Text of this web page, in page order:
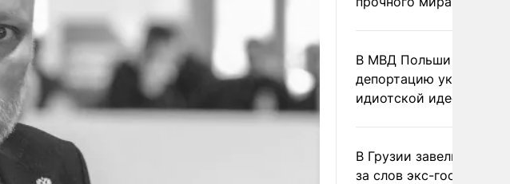
В МВД Польши назвали
депортацию украинцев
идиотской идеей
В Грузии завели дело
за слов экс-